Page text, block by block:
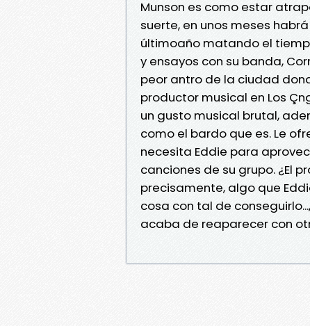
Munson es como estar
suerte, en unos meses
últimoaño matando el
y ensayos con su banda,
peor antro de la ciudad
productor musical en Los
un gusto musical brutal,
como el bardo que es. Le
necesita Eddie para
canciones de su grupo. ¿El
precisamente, algo que
cosa con tal de
acaba de reaparecer con